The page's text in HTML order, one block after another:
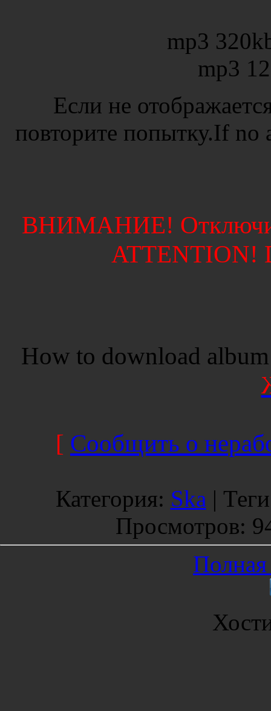
mp3
mp3
Если не
повторите попытку.If
ВНИМАНИЕ!
ATTENTION!
How to download
[ Сообщить о
Категория: Ska | Теги
Просмотров:
Полная